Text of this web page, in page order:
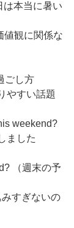
は本当に暑い
値観に関係な
ごし方
やすい話題
weekend?
ました
（週末の予
すぎないの